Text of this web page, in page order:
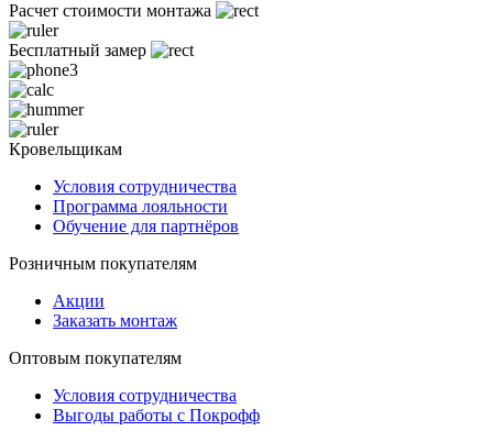
Расчет стоимости монтажа
Бесплатный замер
Кровельщикам
Условия сотрудничества
Программа лояльности
Обучение для партнёров
Розничным покупателям
Акции
Заказать монтаж
Оптовым покупателям
Условия сотрудничества
Выгоды работы с Покрофф